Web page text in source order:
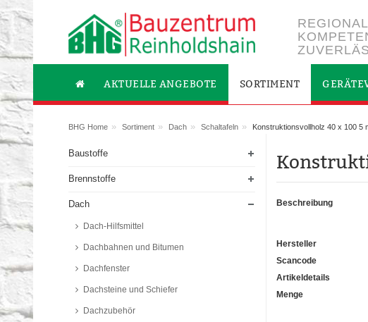
AKTUELLE ANGEBOTE SORTIMENT
BHG Home » Sortiment » Dach » Schaltafeln » Konstruktionsvollholz 40 x 100 5
Beschreibung
Hersteller
Scancode
Artikeldetails
Menge
Baustoffe
Brennstoffe
Dach
Dach-Hilfsmittel
Dachbahnen und Bitumen
Dachfenster
Dachsteine und Schiefer
Dachzubehör